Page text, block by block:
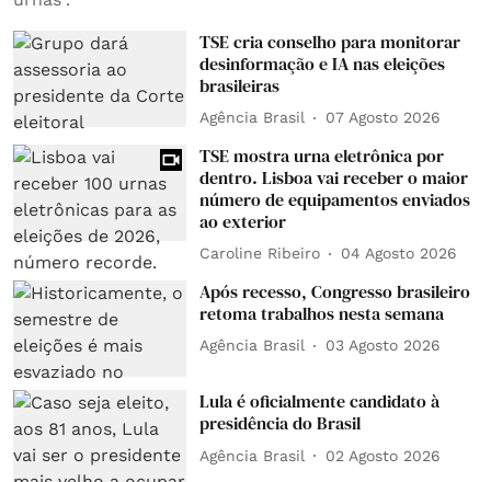
TSE cria conselho para monitorar
desinformação e IA nas eleições
brasileiras
Agência Brasil 07 Agosto 2026
TSE mostra urna eletrônica por
dentro. Lisboa vai receber o maior
número de equipamentos enviados
ao exterior
Caroline Ribeiro 04 Agosto 2026
Após recesso, Congresso brasileiro
retoma trabalhos nesta semana
Agência Brasil 03 Agosto 2026
Lula é oficialmente candidato à
presidência do Brasil
Agência Brasil 02 Agosto 2026